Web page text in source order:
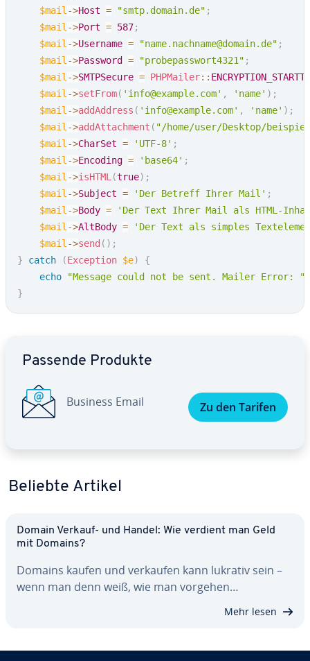
$mail ->Host = "smtp.domain.de" ;
$mail ->Port = 587;
$mail ->Username = "name.nachname@domain.de" ;
$mail ->Password = "probepasswort4321" ;
$mail ->SMTPSecure = PHPMailer::
$mail ->setFrom( 'info@example.com' , 'name' ) ;
$mail ->addAddress ( 'info@example.com' , 'name' ) ;
$mail ->addAttachment ( "/home/user/Desktop/
$mail ->CharSet = 'UTF-8' ;
$mail ->Encoding = 'base64' ;
$mail ->isHTML (true) ;
$mail ->Subject = 'Der Betreff Ihrer Mail' ;
$mail ->Body =
'Der Text Ihrer Mail als HTML-
$mail ->AltBody =
'Der Text als simples
$mail ->send ( ) ;
}
catch (Exception $e)
{
echo
"Message could not be sent. Mailer Error: "
}
Passende Produkte
Business Email Zu den Tarifen
Beliebte Artikel
Domain Verkauf- und Handel: Wie verdient man Geld
mit Domains?
Domains kaufen und verkaufen kann lukrativ sein –
wenn man denn weiß, wie man vorgehen…
Mehr lesen